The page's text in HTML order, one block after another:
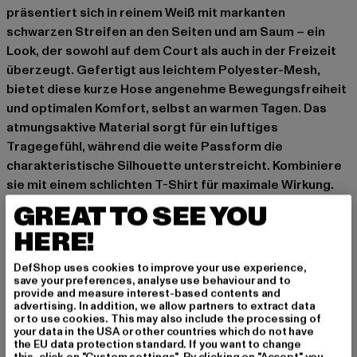
präsentiert sich in reinem Weiß mit markanten
schwarzen Streifen an den Seiten und am Saum – ein
Look, der sowohl auf dem Court als auch in der Freizeit
überzeugt. Gefertigt aus leichtem Polyester-Mesh,
bietet diese kurze Hose angenehme Bewegungsfreiheit
und optimalen Komfort, selbst an warmen Tagen. Das
atmungsaktive Material sorgt für ein luftiges
Tragegefühl, während die weite Passform die
charakteristische Silhouette unterstreicht. Kombiniere
sie mit einem schlichten T-Shirt für maximale Wirkung.
Anlass: Street, Alltag, Freizeit, Casual
Verschlussarten: Gummizug
Details: Einschubtaschen
Schnitt: Locker
Marke: Urban Classics
Kat.: Bekleidung
Farbe: weiß
Hersteller Farbe: whtblkwht
GREAT TO SEE YOU
HERE!
DefShop uses cookies to improve your use experience,
save your preferences, analyse use behaviour and to
provide and measure interest-based contents and
advertising. In addition, we allow partners to extract data
or to use cookies. This may also include the processing of
your data in the USA or other countries which do not have
the EU data protection standard. If you want to change